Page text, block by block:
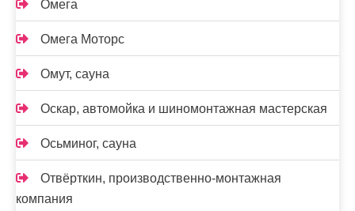
Омега
Омега Моторс
Омут, сауна
Оскар, автомойка и шиномонтажная мастерская
Осьминог, сауна
Отвёрткин, производственно-монтажная
компания